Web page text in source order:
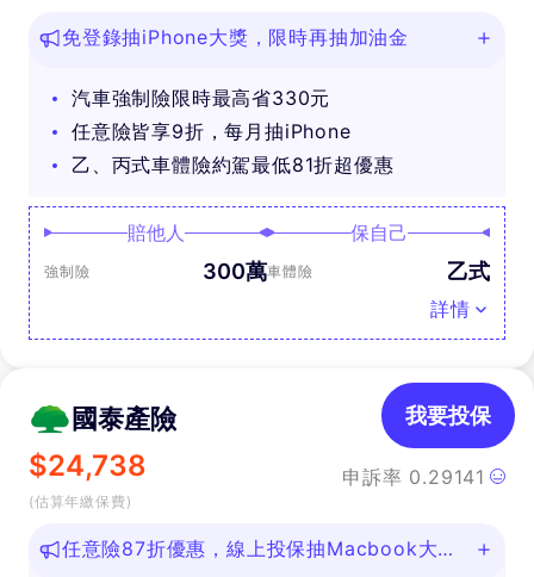
免登錄抽iPhone大獎，限時再抽加油金
汽車強制險限時最高省330元
任意險皆享9折，每月抽iPhone
乙、丙式車體險約駕最低81折超優惠
賠他人
強制險 300萬
保自己
車體險 乙式
詳情
國泰產險
$24,738
(估算年繳保費)
申訴率 0.29141
我要投保
任意險87折優惠，線上投保抽Macbook大